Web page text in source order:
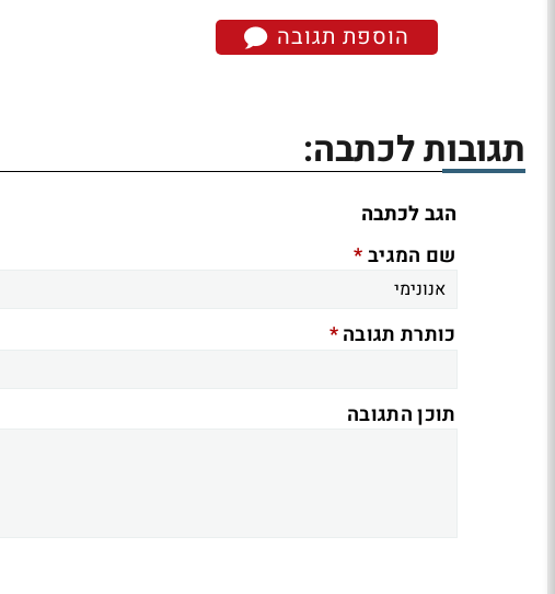
הוספת תגובה
תגובות לכתבה:
הגב לכתבה
שם המגיב*
כותרת תגובה*
תוכן התגובה